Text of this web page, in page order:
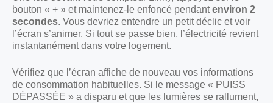
bouton « + » et maintenez-le enfoncé pendantenviron 2
secondes. Vous devriez entendre un petit déclic et voir
l’écran s’animer. Si tout se passe bien, l’électricité revient
instantanément dans votre logement.
Vérifiez que l’écran affiche de nouveau vos informations
de consommation habituelles. Si le message « PUISS
DÉPASSÉE » a disparu et que les lumières se rallument,